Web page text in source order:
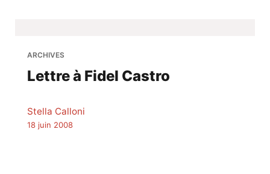
ARCHIVES
Lettre à Fidel Castro
Stella Calloni
18 juin 2008